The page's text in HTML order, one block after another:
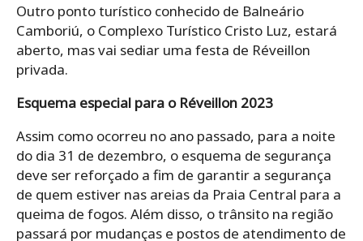
Outro ponto turístico conhecido de Balneário
Camboriú, o Complexo Turístico Cristo Luz, estará
aberto, mas vai sediar uma festa de Réveillon
privada.
Esquema especial para o Réveillon 2023
Assim como ocorreu no ano passado, para a noite
do dia 31 de dezembro, o esquema de segurança
deve ser reforçado a fim de garantir a segurança
de quem estiver nas areias da Praia Central para a
queima de fogos. Além disso, o trânsito na região
passará por mudanças e postos de atendimento de